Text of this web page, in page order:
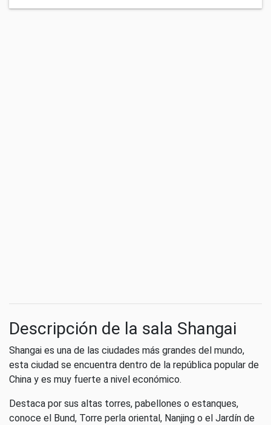
Descripción de la sala Shangai
Shangai es una de las ciudades más grandes del mundo,
esta ciudad se encuentra dentro de la república popular de
China y es muy fuerte a nivel económico.
Destaca por sus altas torres, pabellones o estanques,
conoce el Bund, Torre perla oriental, Nanjing o el Jardín de